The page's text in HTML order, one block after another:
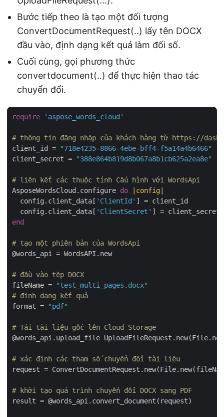
Bước tiếp theo là tạo một đối tượng
ConvertDocumentRequest(..) lấy tên DOCX
đầu vào, định dạng kết quả làm đối số.
Cuối cùng, gọi phương thức
convertdocument(..) để thực hiện thao tác
chuyển đổi.
require 'aspose_words_cloud'
# thông tin đăng nhập của khách hàng từ https://
client_id =
"718e4235-8866-4ebe-bff4-f5a14a4b6466"
client_secret =
"388e864b819d8b067a8b1cb625a2ea8e"
# liên kết các thuộc tính Cấu hình với WordsApi
AsposeWordsCloud.configure do
|config|
  config.client_data[
'ClientId' ] = client_id
  config.client_data[
'ClientSecret'
end
# tạo một phiên bản của WordsApi
@words_api = WordsAPI.new
# đầu vào tệp DOCX
fileName =
"test_multi_pages.docx"
# định dạng kết quả
format =
"pdf"
# Tải tài liệu gốc lên Cloud Storage
@words_api.upload_file
# xác định các tham số chuyển đổi tài liệu
request =
# khởi tạo quá trình chuyển đổi DOCX sang PDF
result = @words_api.convert_document(request)